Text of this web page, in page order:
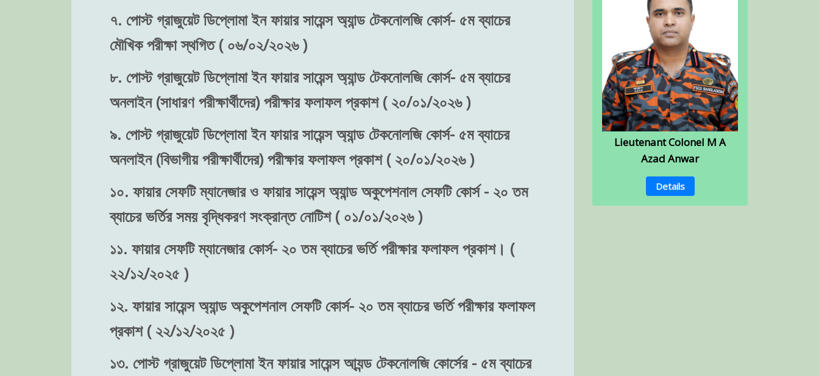
৭. পোস্ট গ্রাজুয়েট ডিপ্লোমা ইন ফায়ার সায়েন্স অ্যান্ড টেকনোলজি কোর্স- ৫ম ব্যাচের
মৌখিক পরীক্ষা স্থগিত ( ০৬/০২/২০২৬ )
৮. পোস্ট গ্রাজুয়েট ডিপ্লোমা ইন ফায়ার সায়েন্স অ্যান্ড টেকনোলজি কোর্স- ৫ম ব্যাচের
অনলাইন (সাধারণ পরীক্ষার্থীদের) পরীক্ষার ফলাফল প্রকাশ ( ২০/০১/২০২৬ )
৯. পোস্ট গ্রাজুয়েট ডিপ্লোমা ইন ফায়ার সায়েন্স অ্যান্ড টেকনোলজি কোর্স- ৫ম ব্যাচের
অনলাইন (বিভাগীয় পরীক্ষার্থীদের) পরীক্ষার ফলাফল প্রকাশ ( ২০/০১/২০২৬ )
১০. ফায়ার সেফটি ম্যানেজার ও ফায়ার সায়েন্স অ্যান্ড অকুপেশনাল সেফটি কোর্স - ২০ তম
ব্যাচের ভর্তির সময় বৃদ্ধিকরণ সংক্রান্ত নোটিশ ( ০১/০১/২০২৬ )
১১. ফায়ার সেফটি ম্যানেজার কোর্স- ২০ তম ব্যাচের ভর্তি পরীক্ষার ফলাফল প্রকাশ। (
২২/১২/২০২৫ )
১২. ফায়ার সায়েন্স অ্যান্ড অকুপেশনাল সেফটি কোর্স- ২০ তম ব্যাচের ভর্তি পরীক্ষার ফলাফল
প্রকাশ ( ২২/১২/২০২৫ )
১৩. পোস্ট গ্রাজুয়েট ডিপ্লোমা ইন ফায়ার সায়েন্স আ্যন্ড টেকনোলজি কোর্সের - ৫ম ব্যাচের
Lieutenant Colonel M A
Azad Anwar
Details